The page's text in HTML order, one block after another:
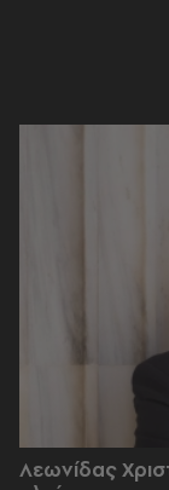
Λεωνίδας